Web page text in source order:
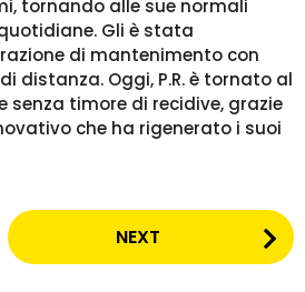
tornando alle sue normali
Gli è stata
di mantenimento con
distanza. Oggi, P.R. è tornato al
senza timore di recidive, grazie
che ha rigenerato i suoi
NEXT